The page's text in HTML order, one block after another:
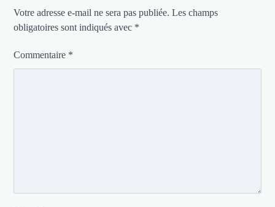
Votre adresse e-mail ne sera pas publiée. Les champs
obligatoires sont indiqués avec *
Commentaire *